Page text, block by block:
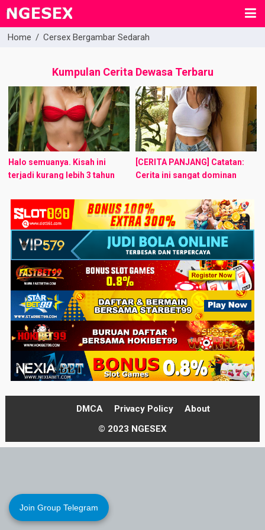
Home / Cersex Bergambar Sedarah
Kumpulan Cerita Dewasa Terbaru
Halo semuanya. Kisah ini
terjadi kurang lebih 3 tahun
Saka umur 17th dan masih
duduk di kelas 2 SMA, bb ...
[CERITA PANJANG] Catatan:
Cerita ini sangat dominan
perngentotan (haha) hanya
sedikit. Mohon suhu sekalian
untuk menurunkan ekspektasi
membaca cerita perngentotan
yang ...
DMCA Privacy Policy
About
© 2023 NGESEX
Join Group Telegram